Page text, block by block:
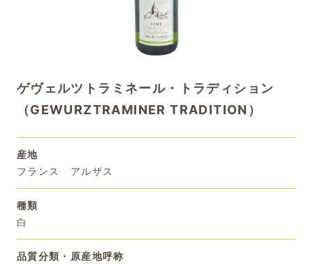
ゲヴェルツトラミネール・トラディション
（GEWURZTRAMINER TRADITION）
産地
フランス アルザス
種類
白
品質分類・原産地呼称